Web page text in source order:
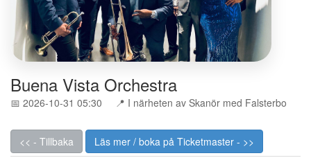
Buena Vista Orchestra
📅 2026-10-31 05:30 📍 I närheten av Skanör med Falsterbo
<< - Tillbaka Läs mer / boka på Ticketmaster - >>